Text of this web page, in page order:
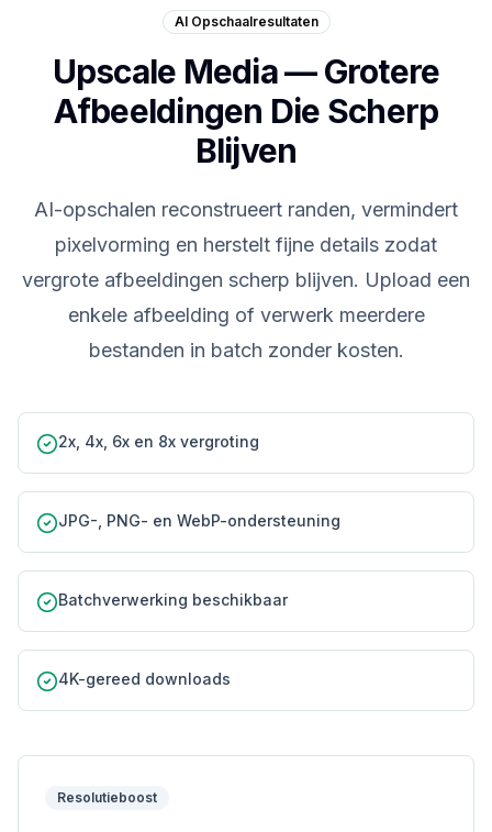
AI Opschaalresultaten
Upscale Media — Grotere
Afbeeldingen Die Scherp
Blijven
AI-opschalen reconstrueert randen, vermindert
pixelvorming en herstelt fijne details zodat
vergrote afbeeldingen scherp blijven. Upload een
enkele afbeelding of verwerk meerdere
bestanden in batch zonder kosten.
2x, 4x, 6x en 8x vergroting
JPG-, PNG- en WebP-ondersteuning
Batchverwerking beschikbaar
4K-gereed downloads
Resolutieboost